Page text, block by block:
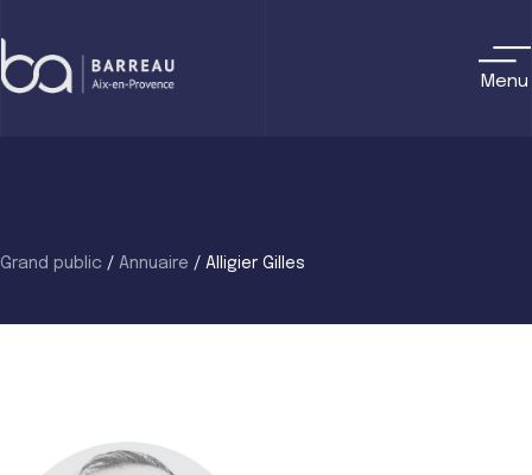
to
content
Menu
Grand public / Annuaire / Alligier Gilles